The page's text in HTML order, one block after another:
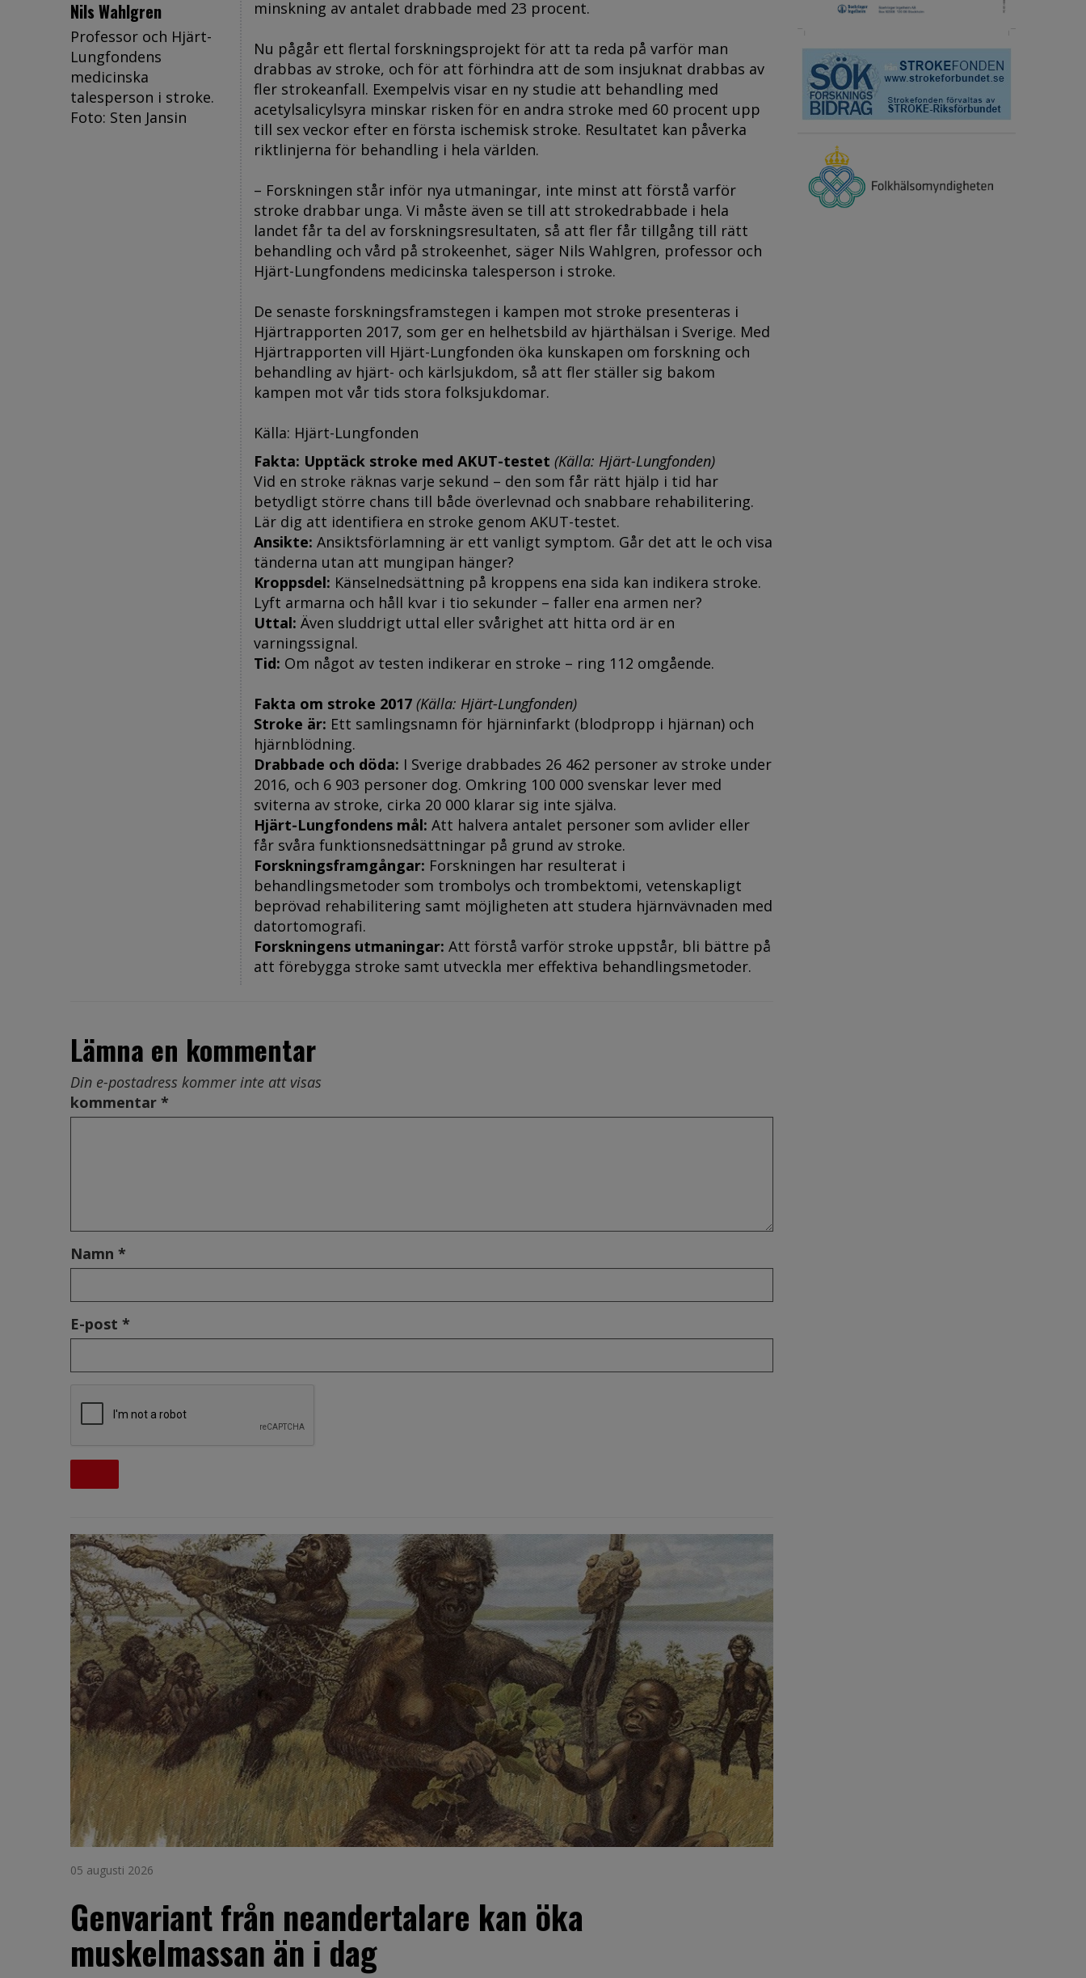
Nils Wahlgren
Professor och Hjärt-
Lungfondens
medicinska
talesperson i stroke.
Foto: Sten Jansin
minskning av antalet drabbade med 23 procent.
Nu pågår ett flertal forskningsprojekt för att ta reda på varför man
drabbas av stroke, och för att förhindra att de som insjuknat drabbas av
fler strokeanfall. Exempelvis visar en ny studie att behandling med
acetylsalicylsyra minskar risken för en andra stroke med 60 procent upp
till sex veckor efter en första ischemisk stroke. Resultatet kan påverka
riktlinjerna för behandling i hela världen.
– Forskningen står inför nya utmaningar, inte minst att förstå varför
stroke drabbar unga. Vi måste även se till att strokedrabbade i hela
landet får ta del av forskningsresultaten, så att fler får tillgång till rätt
behandling och vård på strokeenhet, säger Nils Wahlgren, professor och
Hjärt-Lungfondens medicinska talesperson i stroke.
De senaste forskningsframstegen i kampen mot stroke presenteras i
Hjärtrapporten 2017, som ger en helhetsbild av hjärthälsan i Sverige. Med
Hjärtrapporten vill Hjärt-Lungfonden öka kunskapen om forskning och
behandling av hjärt- och kärlsjukdom, så att fler ställer sig bakom
kampen mot vår tids stora folksjukdomar.
Källa: Hjärt-Lungfonden
Fakta: Upptäck stroke med AKUT-testet (Källa: Hjärt-Lungfonden)
Vid en stroke räknas varje sekund – den som får rätt hjälp i tid har
betydligt större chans till både överlevnad och snabbare rehabilitering.
Lär dig att identifiera en stroke genom AKUT-testet.
Ansikte: Ansiktsförlamning är ett vanligt symptom. Går det att le och visa
tänderna utan att mungipan hänger?
Kroppsdel: Känselnedsättning på kroppens ena sida kan indikera stroke.
Lyft armarna och håll kvar i tio sekunder – faller ena armen ner?
Uttal: Även sluddrigt uttal eller svårighet att hitta ord är en
varningssignal.
Tid: Om något av testen indikerar en stroke – ring 112 omgående.
Fakta om stroke 2017 (Källa: Hjärt-Lungfonden)
Stroke är: Ett samlingsnamn för hjärninfarkt (blodpropp i hjärnan) och
hjärnblödning.
Drabbade och döda: I Sverige drabbades 26 462 personer av stroke under
2016, och 6 903 personer dog. Omkring 100 000 svenskar lever med
sviterna av stroke, cirka 20 000 klarar sig inte själva.
Hjärt-Lungfondens mål: Att halvera antalet personer som avlider eller
får svåra funktionsnedsättningar på grund av stroke.
Forskningsframgångar: Forskningen har resulterat i
behandlingsmetoder som trombolys och trombektomi, vetenskapligt
beprövad rehabilitering samt möjligheten att studera hjärnvävnaden med
datortomografi.
Forskningens utmaningar: Att förstå varför stroke uppstår, bli bättre på
att förebygga stroke samt utveckla mer effektiva behandlingsmetoder.
Lämna en kommentar
Din e-postadress kommer inte att visas
kommentar *
Namn *
E-post *
05 augusti 2026
Genvariant från neandertalare kan öka
muskelmassan än i dag